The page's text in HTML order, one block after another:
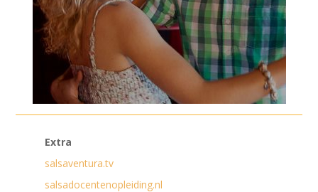
Extra
salsaventura.tv
salsadocentenopleiding.nl